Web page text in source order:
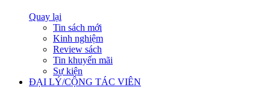
Quay lại
Tin sách mới
Kinh nghiệm
Review sách
Tin khuyến mãi
Sự kiện
ĐẠI LÝ/CỘNG TÁC VIÊN